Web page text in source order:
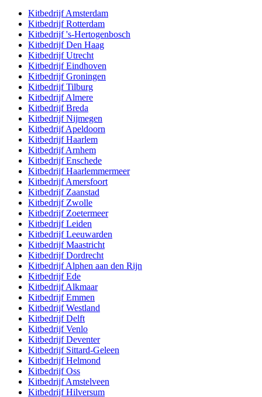
KitbedrijfAmsterdam
KitbedrijfRotterdam
Kitbedrijf's-Hertogenbosch
KitbedrijfDen Haag
KitbedrijfUtrecht
KitbedrijfEindhoven
KitbedrijfGroningen
KitbedrijfTilburg
KitbedrijfAlmere
KitbedrijfBreda
KitbedrijfNijmegen
KitbedrijfApeldoorn
KitbedrijfHaarlem
KitbedrijfArnhem
KitbedrijfEnschede
KitbedrijfHaarlemmermeer
KitbedrijfAmersfoort
Kitbedrijf Zaanstad
Kitbedrijf Zwolle
Kitbedrijf Zoetermeer
KitbedrijfLeiden
KitbedrijfLeeuwarden
KitbedrijfMaastricht
KitbedrijfDordrecht
KitbedrijfAlphen aan den Rijn
KitbedrijfEde
KitbedrijfAlkmaar
KitbedrijfEmmen
KitbedrijfWestland
KitbedrijfDelft
KitbedrijfVenlo
KitbedrijfDeventer
Kitbedrijf Sittard-Geleen
KitbedrijfHelmond
KitbedrijfOss
KitbedrijfAmstelveen
KitbedrijfHilversum